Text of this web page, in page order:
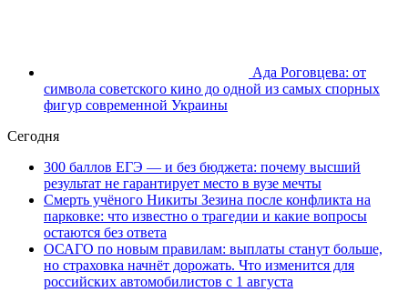
Ада Роговцева: от
символа советского кино до одной из самых спорных
фигур современной Украины
Сегодня
300 баллов ЕГЭ — и без бюджета: почему высший
результат не гарантирует место в вузе мечты
Смерть учёного Никиты Зезина после конфликта на
парковке: что известно о трагедии и какие вопросы
остаются без ответа
ОСАГО по новым правилам: выплаты станут больше,
но страховка начнёт дорожать. Что изменится для
российских автомобилистов с 1 августа